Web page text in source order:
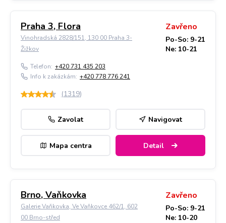
Praha 3, Flora
Vinohradská 2828/151, 130 00 Praha 3-
Žižkov
Zavřeno
Po-So: 9-21
Ne: 10-21
Telefon: +420 731 435 203
Info k zakázkám: +420 778 776 241
(1319)
Zavolat Navigovat
Mapa centra Detail
Brno, Vaňkovka
Galerie Vaňkovka, Ve Vaňkovce 462/1, 602
00 Brno-střed
Zavřeno
Po-So: 9-21
Ne: 10-20